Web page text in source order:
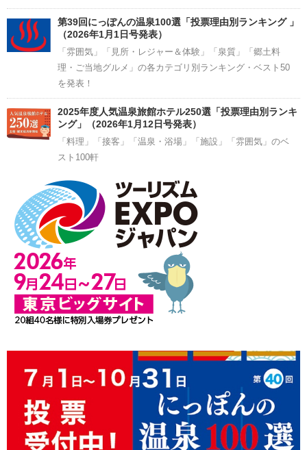
第39回にっぽんの温泉100選「投票理由別ランキング 」
（2026年1月1日号発表）
「雰囲気」「見所・レジャー＆体験」「泉質」「郷土料
理・ご当地グルメ」の各カテゴリ別ランキング・ベスト50
を発表！
2025年度人気温泉旅館ホテル250選「投票理由別ランキ
ング」（2026年1月12日号発表）
「料理」「接客」「温泉・浴場」「施設」「雰囲気」のベ
スト100軒